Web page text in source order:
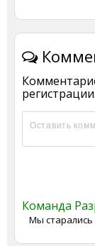
регистрации.
Команда
Мы старались